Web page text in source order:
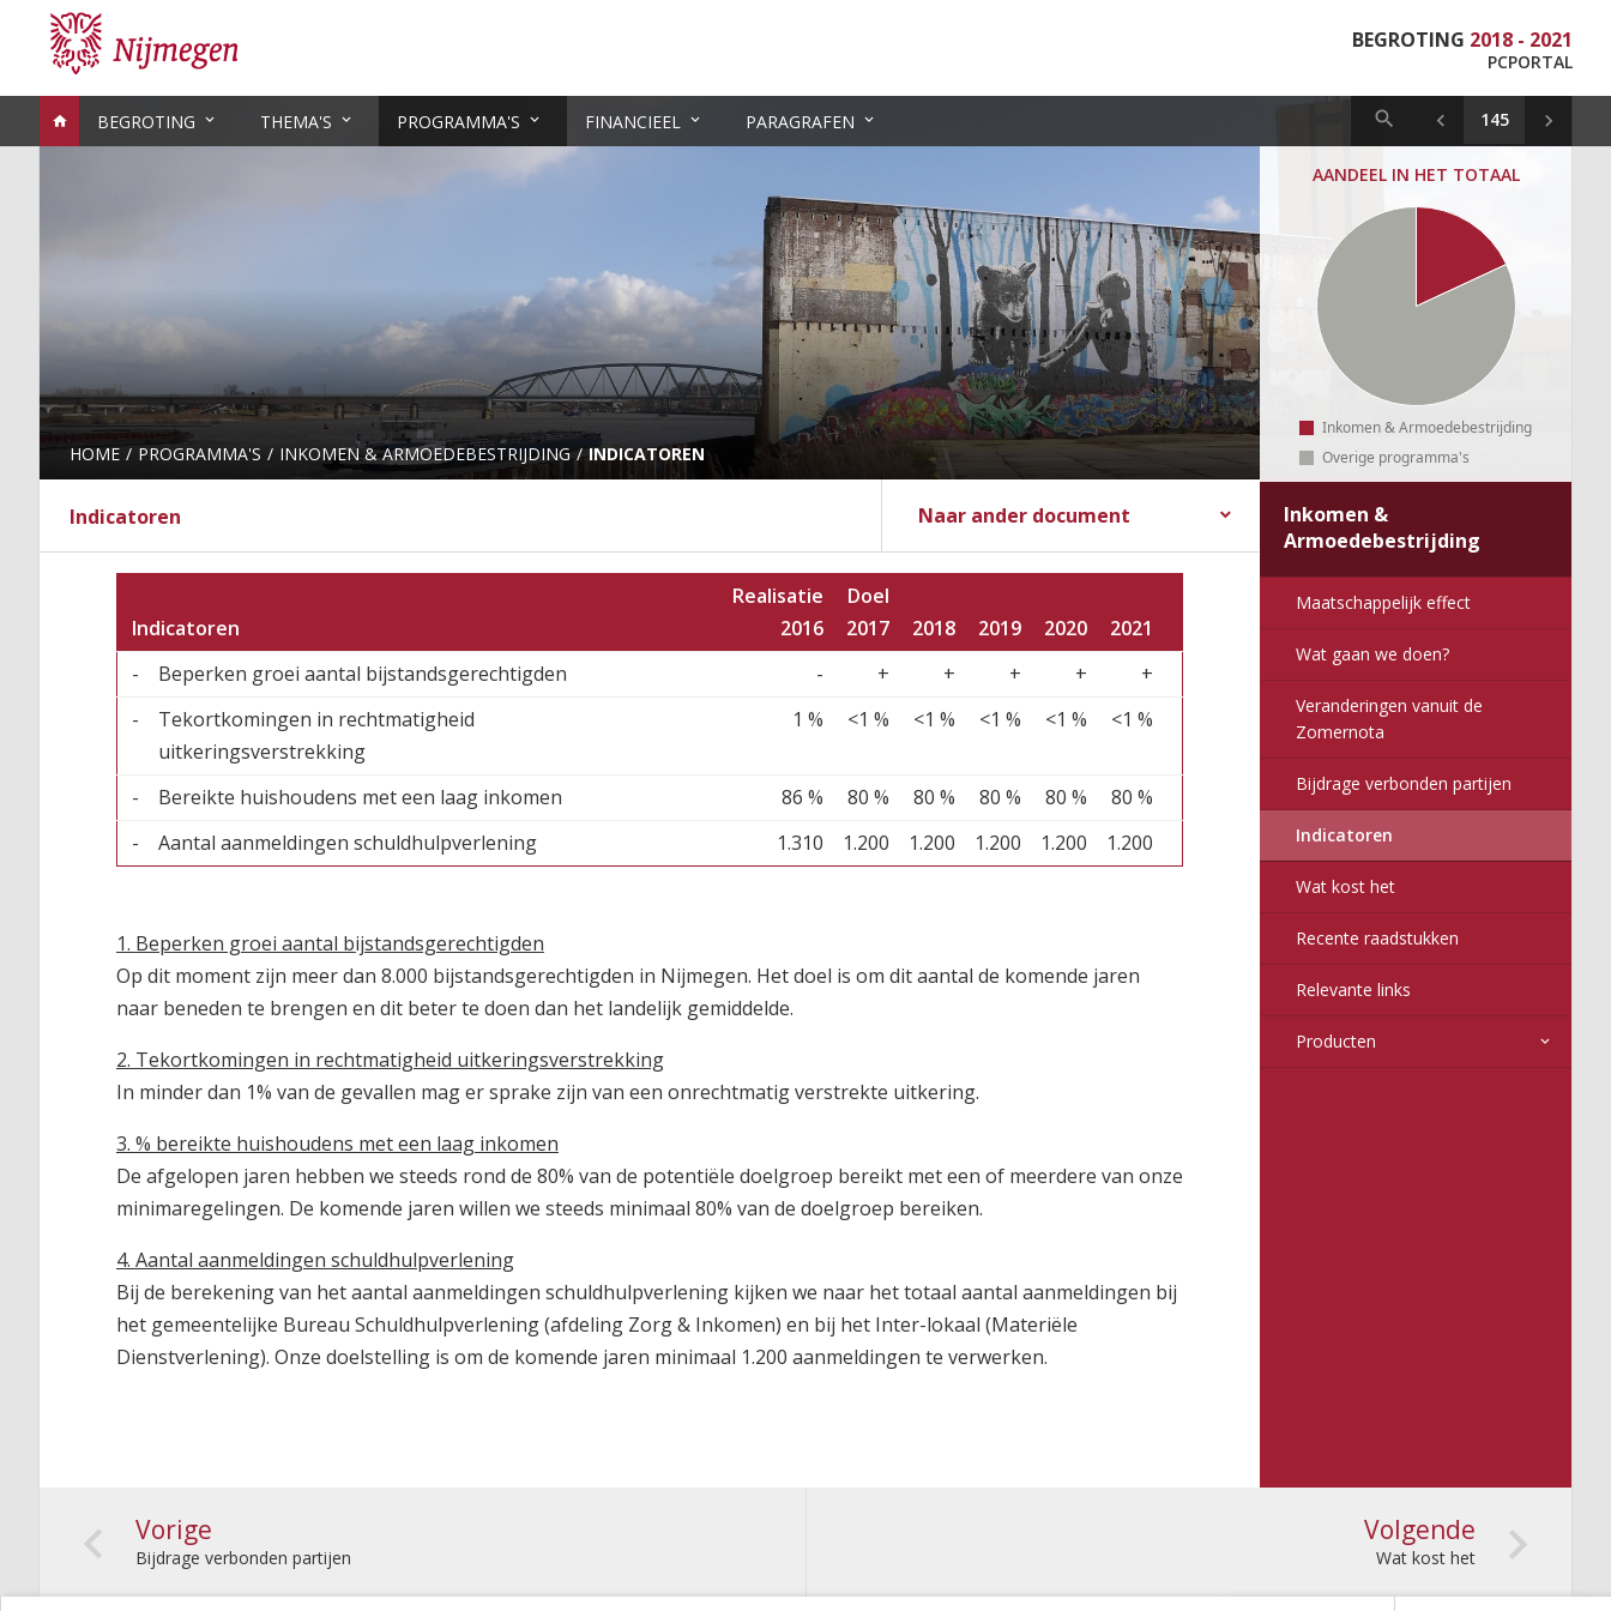
BEGROTING 2018 - 2021
PCPORTAL
BEGROTING THEMA'S PROGRAMMA'S FINANCIEEL PARAGRAFEN
HOME PROGRAMMA'S INKOMEN & ARMOEDEBESTRIJDING INDICATOREN
AANDEEL IN HET TOTAAL
Inkomen & Armoedebestrijding
Overige programma's
Inkomen &
Armoedebestrijding
Maatschappelijk effect
Wat gaan we doen?
Veranderingen vanuit de
Zomernota
Bijdrage verbonden partijen
Indicatoren
Wat kost het
Recente raadstukken
Relevante links
Producten
Naar ander document
Stadsbegroting 2017
Zomernota 2017
Slotwijziging 2016
Stadsrekening 2016
Stads- en Wijkmonitor
Indicatoren
Indicatoren
Realisatie
2016
Doel
2017
2018 2019 2020
2021
-
Beperken groei aantal bijstandsgerechtigden - + + + +
+
-
Tekortkomingen in rechtmatigheid
uitkeringsverstrekking
1 % <1 % <1 % <1 % <1 % <1 %
- Bereikte huishoudens met een laag inkomen 86 % 80 % 80 % 80 % 80 %
80 %
-
Aantal aanmeldingen schuldhulpverlening 1.310 1.200 1.200 1.200 1.200 1.200
1. Beperken groei aantal bijstandsgerechtigden
Op dit moment zijn meer dan 8.000 bijstandsgerechtigden in Nijmegen. Het doel is om dit aantal de komende jaren
naar beneden te brengen en dit beter te doen dan het landelijk gemiddelde.
2. Tekortkomingen in rechtmatigheid uitkeringsverstrekking
In minder dan 1% van de gevallen mag er sprake zijn van een onrechtmatig verstrekte uitkering.
3. % bereikte huishoudens met een laag inkomen
De afgelopen jaren hebben we steeds rond de 80% van de potentiële doelgroep bereikt met een of meerdere van onze
minimaregelingen. De komende jaren willen we steeds minimaal 80% van de doelgroep bereiken.
4. Aantal aanmeldingen schuldhulpverlening
Bij de berekening van het aantal aanmeldingen schuldhulpverlening kijken we naar het totaal aantal aanmeldingen bij
het gemeentelijke Bureau Schuldhulpverlening (afdeling Zorg & Inkomen) en bij het Inter-lokaal (Materiële
Dienstverlening). Onze doelstelling is om de komende jaren minimaal 1.200 aanmeldingen te verwerken.
Vorige
Bijdrage verbonden partijen
Volgende
Wat kost het